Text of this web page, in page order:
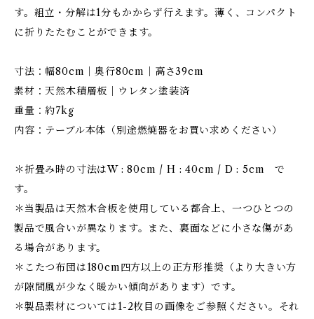
す。組立・分解は1分もかからず行えます。薄く、コンパクト
に折りたたむことができます。
寸法：幅80cm｜奥行80cm｜高さ39cm
素材：天然木積層板｜ウレタン塗装済
重量：約7kg
内容：テーブル本体（別途燃焼器をお買い求めください）
＊折畳み時の寸法はW : 80cm / H : 40cm / D : 5cm で
す。
＊当製品は天然木合板を使用している都合上、一つひとつの
製品で風合いが異なります。また、裏面などに小さな傷があ
る場合があります。
＊こたつ布団は180cm四方以上の正方形推奨（より大きい方
が隙間風が少なく暖かい傾向があります）です。
＊製品素材については1-2枚目の画像をご参照ください。それ